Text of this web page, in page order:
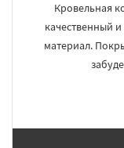
Кровельная
качественный
материал.